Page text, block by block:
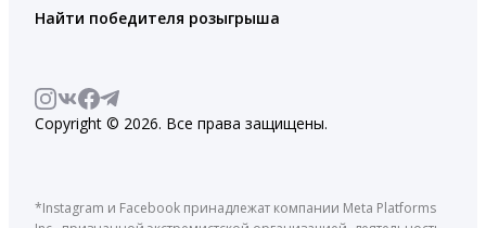
Найти победителя розыгрыша
Copyright © 2026. Все права защищены.
*Instagram и Facebook принадлежат компании Meta Platforms